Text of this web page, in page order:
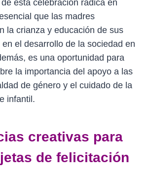
esta celebración radica en
que las madres
la crianza y educación de sus
el desarrollo de la sociedad en
es una oportunidad para
la importancia del apoyo a las
de género y el cuidado de la
infantil.
creativas para
de felicitación